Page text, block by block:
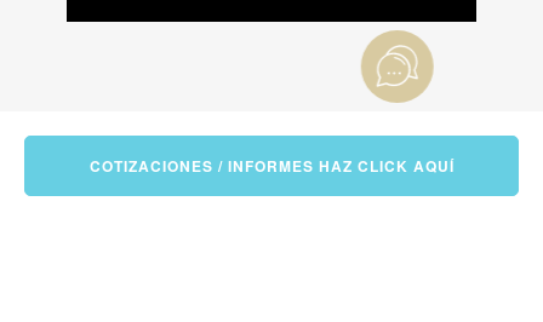
COTIZACIONES / INFORMES HAZ CLICK AQUÍ